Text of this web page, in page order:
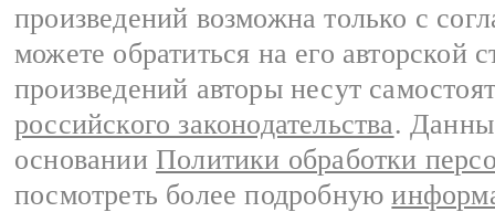
произведений возможна только с
можете обратиться на его авторской
произведений авторы несут
российского законодательства.
основании Политики обработки
посмотреть более подробную